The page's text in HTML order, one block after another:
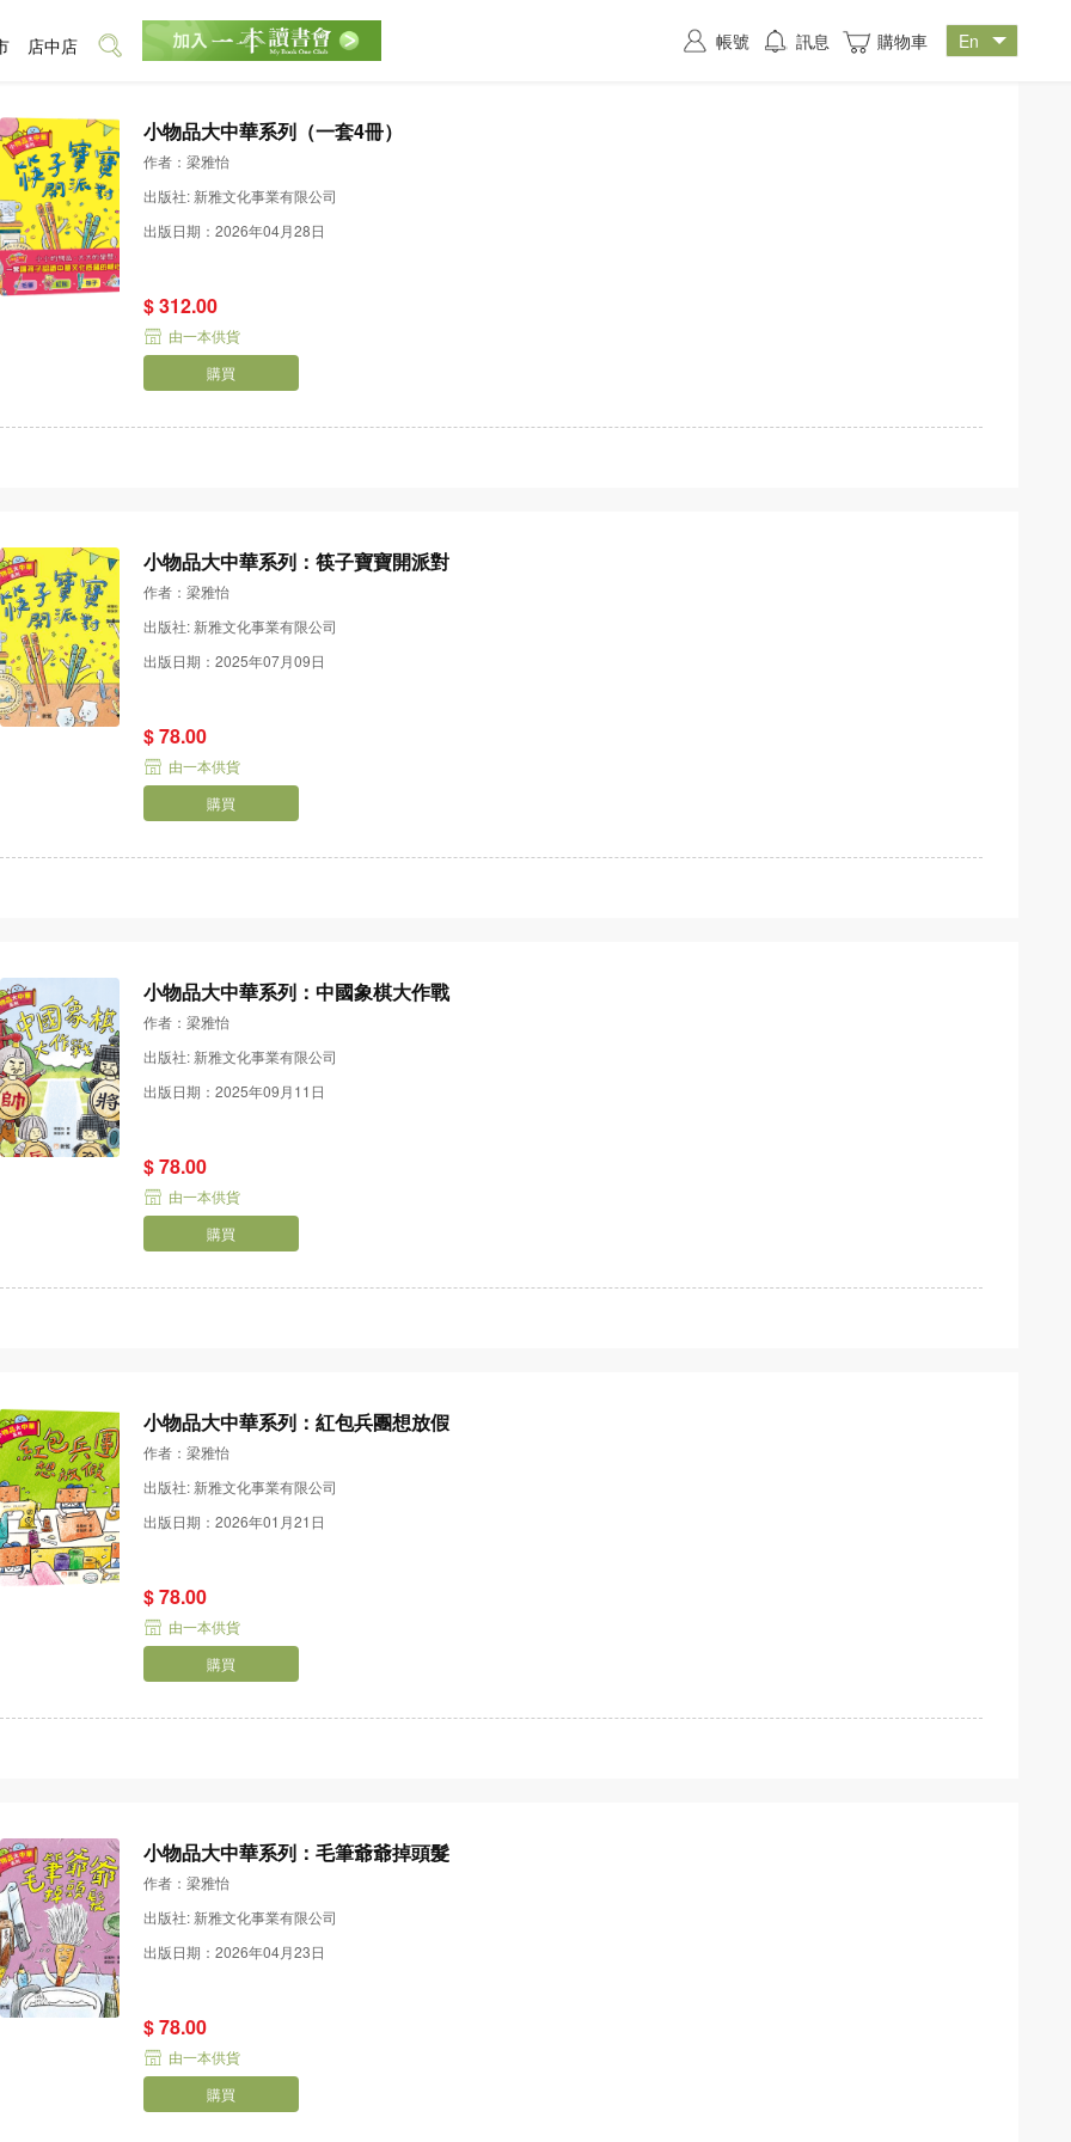
小物品大中華系列（一套4冊）
作者：梁雅怡
出版社: 新雅文化事業有限公司
出版日期：2026年04月28日
$ 312.00
由一本供貨
購買
小物品大中華系列：筷子寶寶開派對
作者：梁雅怡
出版社: 新雅文化事業有限公司
出版日期：2025年07月09日
$ 78.00
由一本供貨
購買
小物品大中華系列：中國象棋大作戰
作者：梁雅怡
出版社: 新雅文化事業有限公司
出版日期：2025年09月11日
$ 78.00
由一本供貨
購買
小物品大中華系列：紅包兵團想放假
作者：梁雅怡
出版社: 新雅文化事業有限公司
出版日期：2026年01月21日
$ 78.00
由一本供貨
購買
小物品大中華系列：毛筆爺爺掉頭髮
作者：梁雅怡
出版社: 新雅文化事業有限公司
出版日期：2026年04月23日
$ 78.00
由一本供貨
購買
店中店 帳號 訊息 購物車